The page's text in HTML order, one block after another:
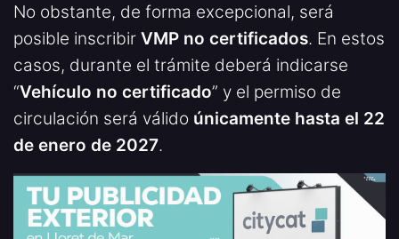
No obstante, de forma excepcional, será
posible inscribir VMP no certificados. En estos
casos, durante el trámite deberá indicarse
“Vehículo no certificado” y el permiso de
circulación será válido únicamente hasta el 22
de enero de 2027.